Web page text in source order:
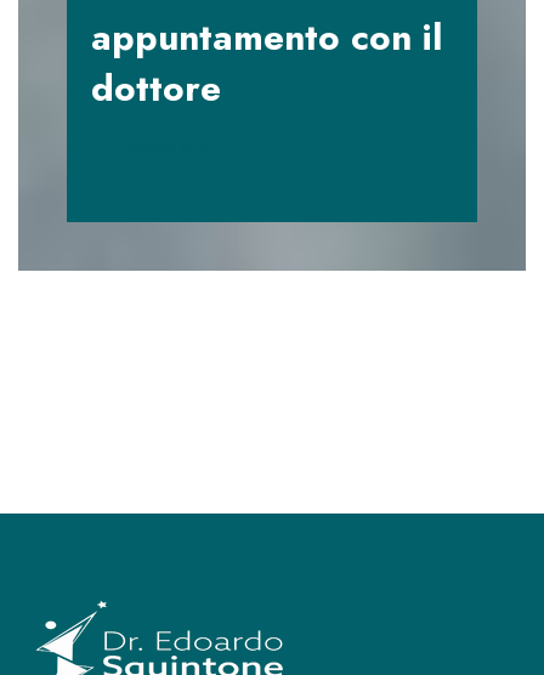
appuntamento con il
dottore